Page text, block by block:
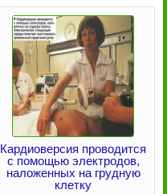
Кардиоверсия проводится
с помощью электродов,
наложенных на грудную
клетку